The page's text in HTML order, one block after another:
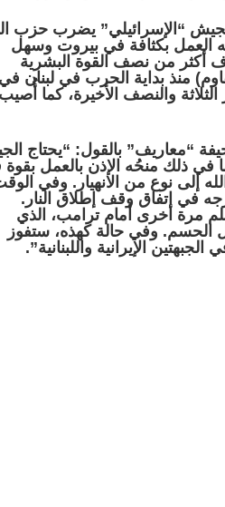
“الإسرائيلي” يضرب حزب
العمل بكثافة في بيروت وسهل
أكثر من نصف القوة البشرية
منهم 2500 في الأشهر الثلاثة والنصف الأخيرة، كما أُصيب
“معاريف” بالقول: “يحتاج
في ذلك منحُه الإذن بالعمل
إلى نوع من الانهيار. وفي
في اتفاق وقف إطلاق النار.
مرة أخرى أمام ترامب، الذي
الحسم. وفي حالة كهذه، ستفوز
الإيرانية واللبنانية”.